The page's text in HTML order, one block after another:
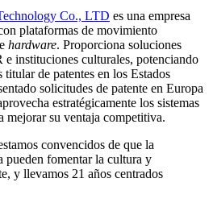
Co., LTD es una empresa
plataformas de movimiento
hardware. Proporciona soluciones
e instituciones culturales, potenciando
de patentes en los Estados
solicitudes de patente en Europa
estratégicamente los sistemas
mejorar su ventaja competitiva.
convencidos de que la
pueden fomentar la cultura y
y llevamos 21 años centrados